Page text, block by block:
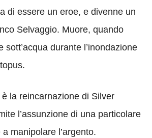
di essere un eroe, e divenne un
Selvaggio. Muore, quando
sott’acqua durante l’inondazione
è la reincarnazione di Silver
l’assunzione di una particolare
manipolare l’argento.